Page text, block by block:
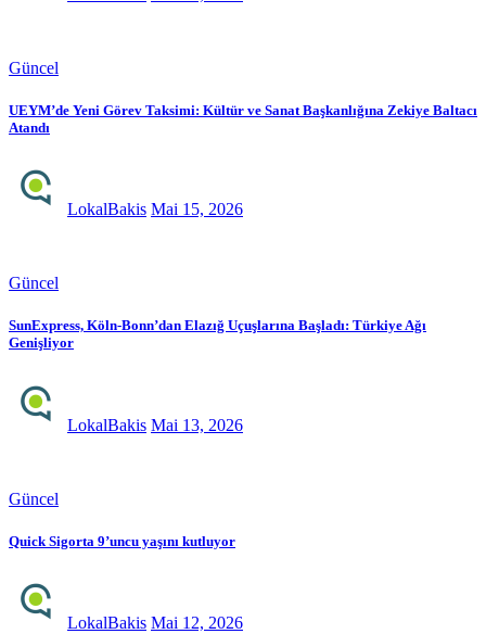
Güncel
UEYM’de Yeni Görev Taksimi: Kültür ve Sanat Başkanlığına Zekiye Baltacı
Atandı
LokalBakis Mai 15, 2026
Güncel
SunExpress, Köln-Bonn’dan Elazığ Uçuşlarına Başladı: Türkiye Ağı
Genişliyor
LokalBakis Mai 13, 2026
Güncel
Quick Sigorta 9’uncu yaşını kutluyor
LokalBakis Mai 12, 2026